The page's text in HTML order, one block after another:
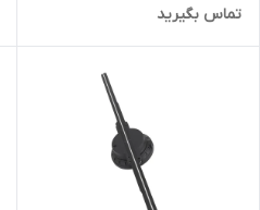
رستوران و کافی شاپ و مراکز
تماس بگیرید